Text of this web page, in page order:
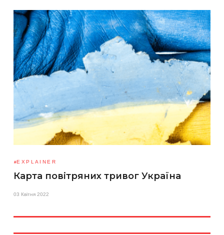
EXPLAINER
Карта повітряних тривог Україна
03 Квітня 2022